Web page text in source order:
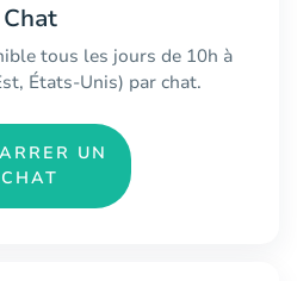
Chat
tous les jours de 10h à
États-Unis) par chat.
UN
CHAT